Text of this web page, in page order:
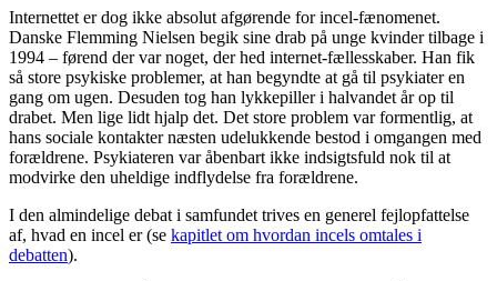
Internettet er dog ikke absolut afgørende for incel-fænomenet.
Danske Flemming Nielsen begik sine drab på unge kvinder tilbage i
1994 – førend der var noget, der hed internet-fællesskaber. Han fik
så store psykiske problemer, at han begyndte at gå til psykiater en
gang om ugen. Desuden tog han lykkepiller i halvandet år op til
drabet. Men lige lidt hjalp det. Det store problem var formentlig, at
hans sociale kontakter næsten udelukkende bestod i omgangen med
forældrene. Psykiateren var åbenbart ikke indsigtsfuld nok til at
modvirke den uheldige indflydelse fra forældrene.
I den almindelige debat i samfundet trives en generel fejlopfattelse
af, hvad en incel er (se kapitlet om hvordan incels omtales i
debatten).